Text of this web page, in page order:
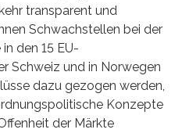
transparent und
Schwachstellen bei der
den 15 EU-
Schweiz und in Norwegen
dazu gezogen werden,
Konzepte
der Märkte